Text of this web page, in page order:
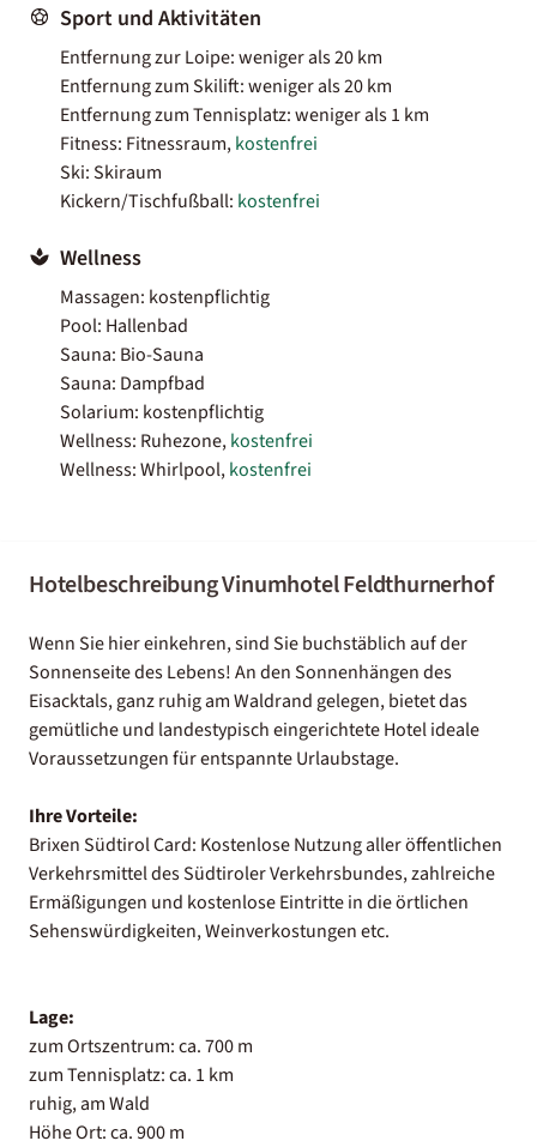
Sport und Aktivitäten
Entfernung zur Loipe: weniger als 20 km
Entfernung zum Skilift: weniger als 20 km
Entfernung zum Tennisplatz: weniger als 1 km
Fitness: Fitnessraum,kostenfrei
Ski: Skiraum
Kickern/Tischfußball: kostenfrei
Wellness
Massagen: kostenpflichtig
Pool: Hallenbad
Sauna: Bio-Sauna
Sauna: Dampfbad
Solarium: kostenpflichtig
Wellness: Ruhezone,kostenfrei
Wellness: Whirlpool,kostenfrei
Hotelbeschreibung Vinumhotel Feldthurnerhof
Wenn Sie hier einkehren, sind Sie buchstäblich auf der
Sonnenseite des Lebens! An den Sonnenhängen des
Eisacktals, ganz ruhig am Waldrand gelegen, bietet das
gemütliche und landestypisch eingerichtete Hotel ideale
Voraussetzungen für entspannte Urlaubstage.
Ihre Vorteile:
Brixen Südtirol Card: Kostenlose Nutzung aller öffentlichen
Verkehrsmittel des Südtiroler Verkehrsbundes, zahlreiche
Ermäßigungen und kostenlose Eintritte in die örtlichen
Sehenswürdigkeiten, Weinverkostungen etc.
Lage:
zum Ortszentrum: ca. 700 m
zum Tennisplatz: ca. 1 km
ruhig, am Wald
Höhe Ort: ca. 900 m